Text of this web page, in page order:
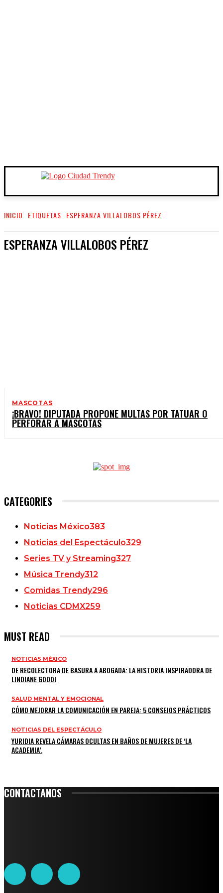
INICIO ETIQUETAS ESPERANZA VILLALOBOS PÉREZ
ESPERANZA VILLALOBOS PÉREZ
MASCOTAS
¡BRAVO! DIPUTADA PROPONE MULTAS POR TATUAR O
PERFORAR A MASCOTAS
CATEGORIES
Noticias México383
Noticias del Espectáculo329
Series TV y Streaming327
Música Trendy312
Comidas Trendy296
Noticias CDMX259
MUST READ
NOTICIAS MÉXICO
DE RECOLECTORA DE BASURA A ABOGADA: LA HISTORIA INSPIRADORA DE
LINDIANE GODOI
SALUD MENTAL Y EMOCIONAL
CÓMO MEJORAR LA COMUNICACIÓN EN PAREJA: 5 CONSEJOS PRÁCTICOS
NOTICIAS DEL ESPECTÁCULO
YURIDIA REVELA CÁMARAS OCULTAS EN BAÑOS DE MUJERES DE ‘LA
ACADEMIA’.
CONTACTANOS